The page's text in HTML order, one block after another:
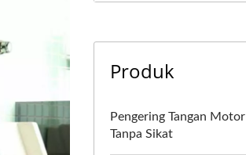
Produk
Pengering Tangan Motor
Tanpa Sikat